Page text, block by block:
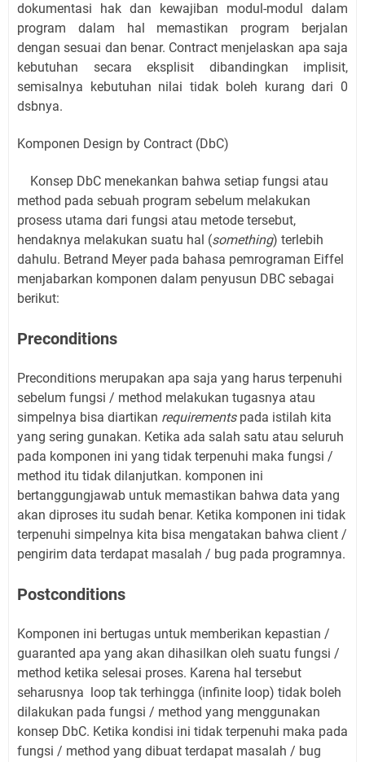
dokumentasi hak dan kewajiban modul-modul dalam
program dalam hal memastikan program berjalan
dengan sesuai dan benar. Contract menjelaskan apa saja
kebutuhan secara eksplisit dibandingkan implisit,
semisalnya kebutuhan nilai tidak boleh kurang dari 0
dsbnya.
Komponen Design by Contract (DbC)
Konsep DbC menekankan bahwa setiap fungsi atau
method pada sebuah program sebelum melakukan
prosess utama dari fungsi atau metode tersebut,
hendaknya melakukan suatu hal (something) terlebih
dahulu. Betrand Meyer pada bahasa pemrograman Eiffel
menjabarkan komponen dalam penyusun DBC sebagai
berikut:
Preconditions
Preconditions merupakan apa saja yang harus terpenuhi
sebelum fungsi / method melakukan tugasnya atau
simpelnya bisa diartikan requirements pada istilah kita
yang sering gunakan. Ketika ada salah satu atau seluruh
pada komponen ini yang tidak terpenuhi maka fungsi /
method itu tidak dilanjutkan. komponen ini
bertanggungjawab untuk memastikan bahwa data yang
akan diproses itu sudah benar. Ketika komponen ini tidak
terpenuhi simpelnya kita bisa mengatakan bahwa client /
pengirim data terdapat masalah / bug pada programnya.
Postconditions
Komponen ini bertugas untuk memberikan kepastian /
guaranted apa yang akan dihasilkan oleh suatu fungsi /
method ketika selesai proses. Karena hal tersebut
seharusnya loop tak terhingga (infinite loop) tidak boleh
dilakukan pada fungsi / method yang menggunakan
konsep DbC. Ketika kondisi ini tidak terpenuhi maka pada
fungsi / method yang dibuat terdapat masalah / bug